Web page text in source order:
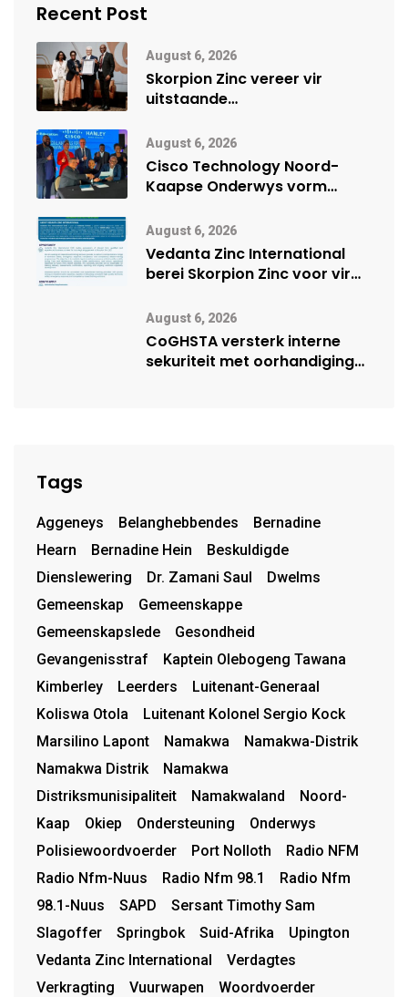
Recent Post
August 6, 2026
Skorpion Zinc vereer vir
uitstaande
Namibië Mynbou Ekspo
August 6, 2026
Cisco Technology Noord-
Kaapse Onderwys vorm
vennootskap
August 6, 2026
Vedanta Zinc International
berei Skorpion Zinc voor vir
August 6, 2026
CoGHSTA versterk interne
sekuriteit met oorhandiging
Tags
Aggeneys Belanghebbendes
Bernadine
Hearn
Bernadine Hein
Beskuldigde
Dienslewering
Dr. Zamani Saul
Dwelms
Gemeenskap
Gemeenskappe
Gemeenskapslede
Gesondheid
Gevangenisstraf
Kaptein Olebogeng Tawana
Kimberley
Leerders
Luitenant-Generaal
Koliswa Otola
Luitenant Kolonel Sergio Kock
Marsilino Lapont
Namakwa
Namakwa-Distrik
Namakwa Distrik
Namakwa
Distriksmunisipaliteit
Namakwaland
Noord-
Kaap
Okiep Ondersteuning
Onderwys
Polisiewoordvoerder
Port Nolloth
Radio NFM
Radio Nfm-Nuus
Radio Nfm 98.1
Radio Nfm
98.1-Nuus
SAPD
Sersant Timothy Sam
Slagoffer
Springbok Suid-Afrika
Upington
Vedanta Zinc International
Verdagtes
Verkragting
Vuurwapen Woordvoerder